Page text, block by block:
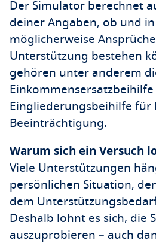
Der Simulator berechnet
deiner Angaben, ob und
möglicherweise
Unterstützung bestehen
gehören unter anderem
Eingliederungsbeihilfe für
Beeinträchtigung.
Warum sich ein Versuch
Viele Unterstützungen
persönlichen Situation,
dem
Deshalb lohnt es sich, die
auszuprobieren – auch